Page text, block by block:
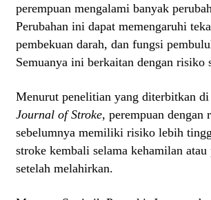
perempuan mengalami banyak
Perubahan ini dapat memengaruhi
pembekuan darah, dan fungsi
Semuanya ini berkaitan dengan risiko
Menurut penelitian yang diterbitkan
Journal of Stroke, perempuan dengan
sebelumnya memiliki risiko lebih
stroke kembali selama kehamilan
setelah melahirkan.